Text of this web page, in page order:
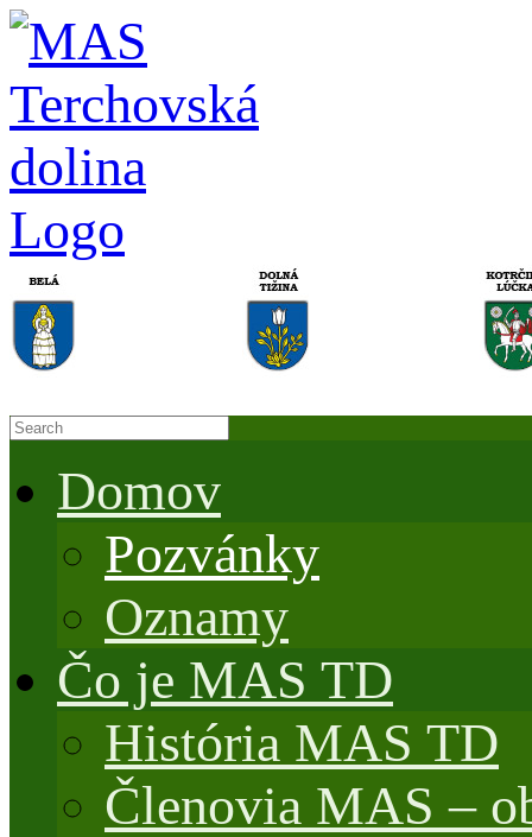
Domov
Pozvánky
Oznamy
Čo je MAS TD
História MAS TD
Členovia MAS –